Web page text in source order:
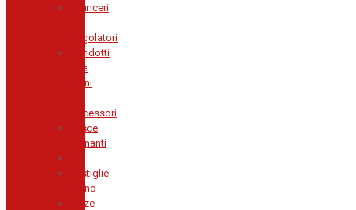
Bilanceri
Regolatori
Condotti
Aria
Freni
Accessori
Fasce
Frenanti
Pastiglie
Freno
Pinze